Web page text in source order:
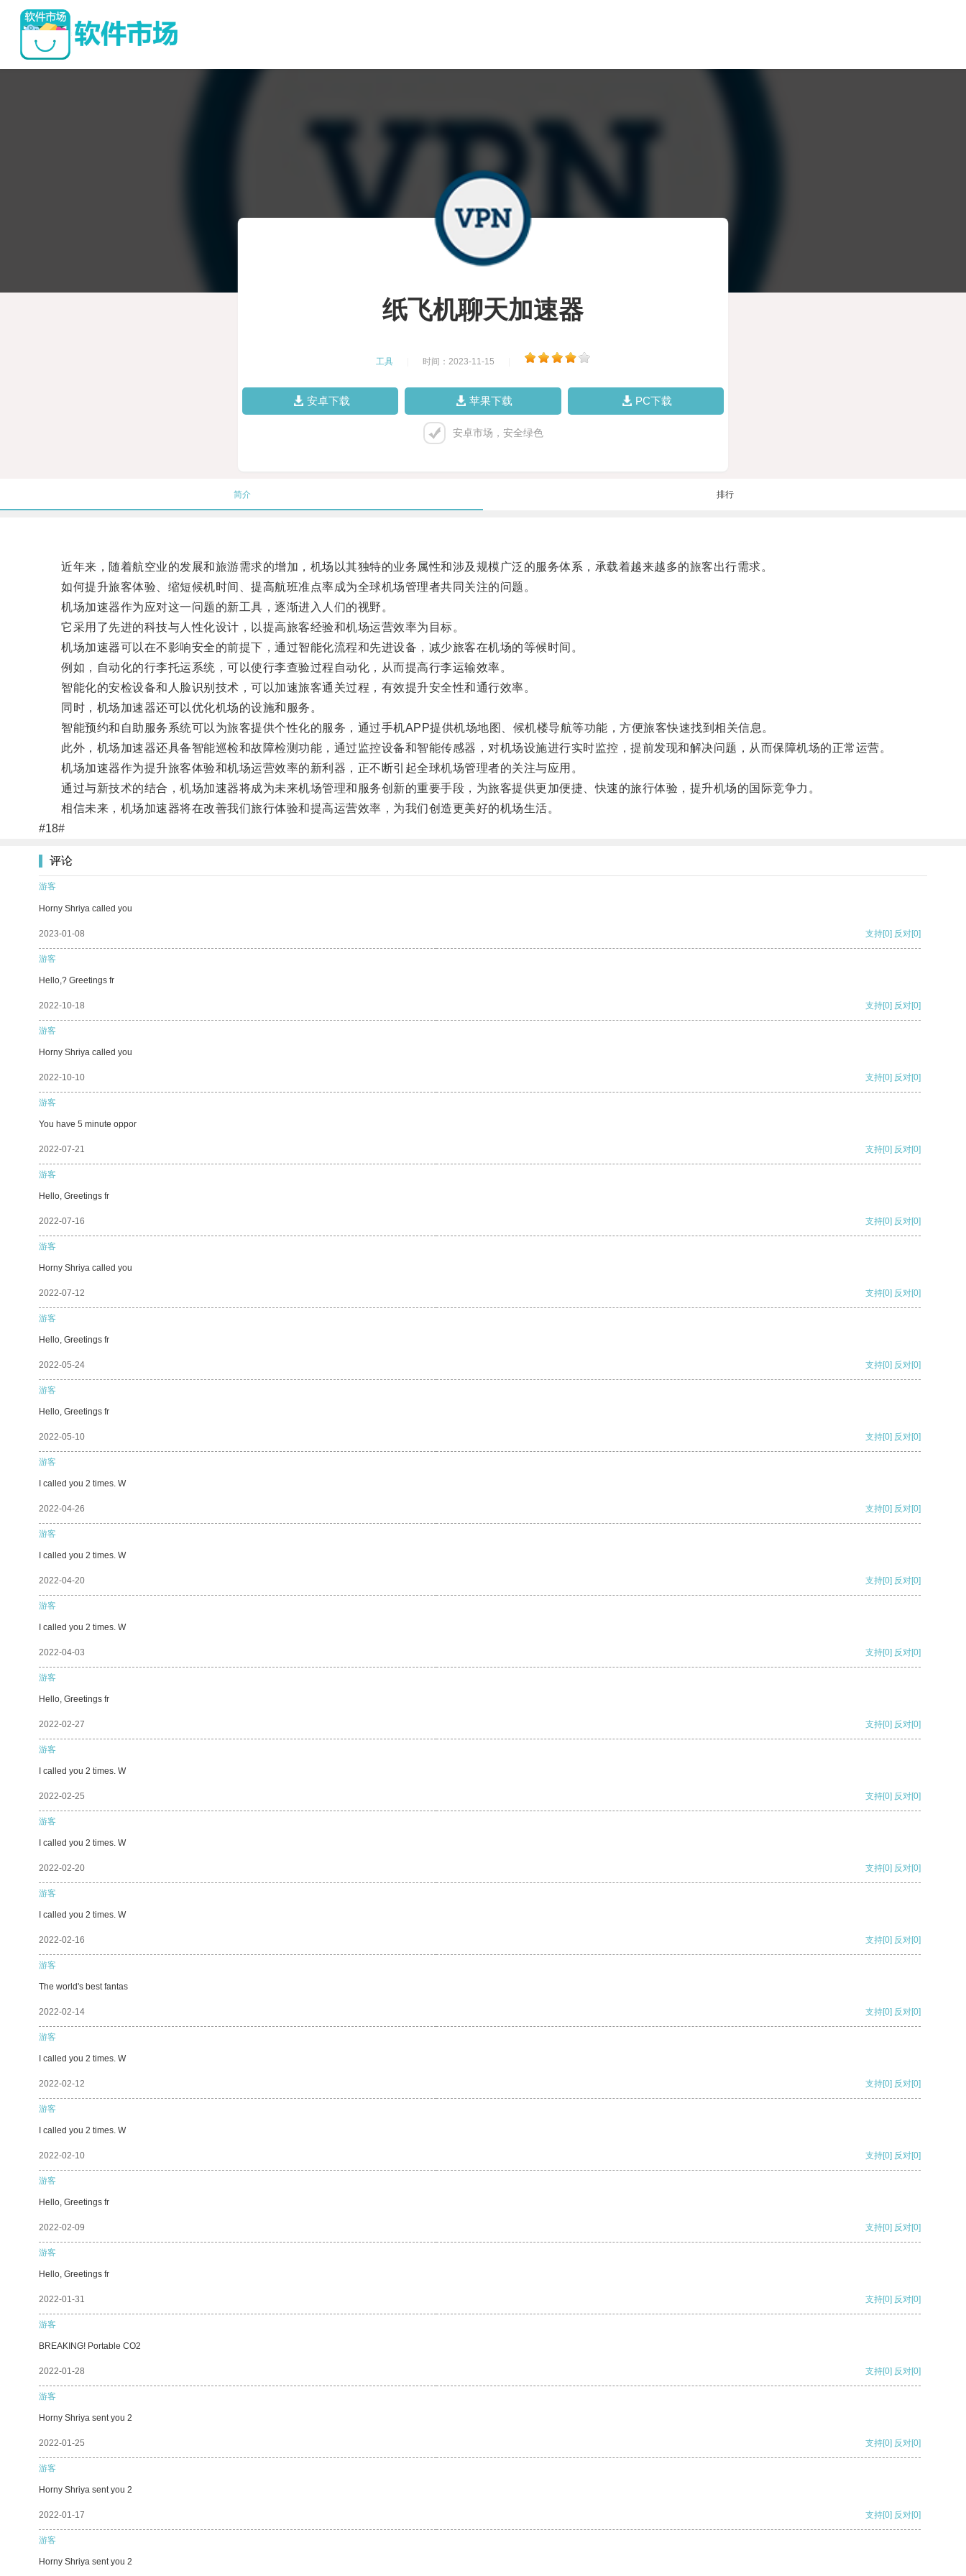
纸飞机聊天加速器
工具 时间：2023-11-15
安卓下载 苹果下载 PC下载
安卓市场，安全绿色
简介 排行
近年来，随着航空业的发展和旅游需求的增加，机场以其独特的业务属性和涉及规模广泛的服务体系，承载着越来越多的旅客出行需求。
如何提升旅客体验、缩短候机时间、提高航班准点率成为全球机场管理者共同关注的问题。
机场加速器作为应对这一问题的新工具，逐渐进入人们的视野。
它采用了先进的科技与人性化设计，以提高旅客经验和机场运营效率为目标。
机场加速器可以在不影响安全的前提下，通过智能化流程和先进设备，减少旅客在机场的等候时间。
例如，自动化的行李托运系统，可以使行李查验过程自动化，从而提高行李运输效率。
智能化的安检设备和人脸识别技术，可以加速旅客通关过程，有效提升安全性和通行效率。
同时，机场加速器还可以优化机场的设施和服务。
智能预约和自助服务系统可以为旅客提供个性化的服务，通过手机APP提供机场地图、候机楼导航等功能，方便旅客快速找到相关信息。
此外，机场加速器还具备智能巡检和故障检测功能，通过监控设备和智能传感器，对机场设施进行实时监控，提前发现和解决问题，从而保障机场的正常运营。
机场加速器作为提升旅客体验和机场运营效率的新利器，正不断引起全球机场管理者的关注与应用。
通过与新技术的结合，机场加速器将成为未来机场管理和服务创新的重要手段，为旅客提供更加便捷、快速的旅行体验，提升机场的国际竞争力。
相信未来，机场加速器将在改善我们旅行体验和提高运营效率，为我们创造更美好的机场生活。
#18#
评论
游客
Horny Shriya called you
2023-01-08 支持[0] 反对[0]
游客
Hello,? Greetings fr
2022-10-18 支持[0] 反对[0]
游客
Horny Shriya called you
2022-10-10 支持[0] 反对[0]
游客
You have 5 minute oppor
2022-07-21 支持[0] 反对[0]
游客
Hello, Greetings fr
2022-07-16 支持[0] 反对[0]
游客
Horny Shriya called you
2022-07-12 支持[0] 反对[0]
游客
Hello, Greetings fr
2022-05-24 支持[0] 反对[0]
游客
Hello, Greetings fr
2022-05-10 支持[0] 反对[0]
游客
I called you 2 times. W
2022-04-26 支持[0] 反对[0]
游客
I called you 2 times. W
2022-04-20 支持[0] 反对[0]
游客
I called you 2 times. W
2022-04-03 支持[0] 反对[0]
游客
Hello, Greetings fr
2022-02-27 支持[0] 反对[0]
游客
I called you 2 times. W
2022-02-25 支持[0] 反对[0]
游客
I called you 2 times. W
2022-02-20 支持[0] 反对[0]
游客
I called you 2 times. W
2022-02-16 支持[0] 反对[0]
游客
The world's best fantas
2022-02-14 支持[0] 反对[0]
游客
I called you 2 times. W
2022-02-12 支持[0] 反对[0]
游客
I called you 2 times. W
2022-02-10 支持[0] 反对[0]
游客
Hello, Greetings fr
2022-02-09 支持[0] 反对[0]
游客
Hello, Greetings fr
2022-01-31 支持[0] 反对[0]
游客
BREAKING! Portable CO2
2022-01-28 支持[0] 反对[0]
游客
Horny Shriya sent you 2
2022-01-25 支持[0] 反对[0]
游客
Horny Shriya sent you 2
2022-01-17 支持[0] 反对[0]
游客
Horny Shriya sent you 2